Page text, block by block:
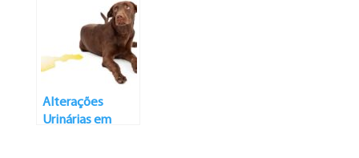
Alterações
Urinárias em